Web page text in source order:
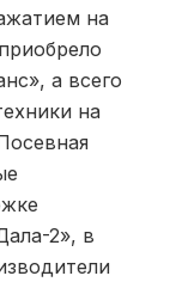
на
а всего
на
2», в